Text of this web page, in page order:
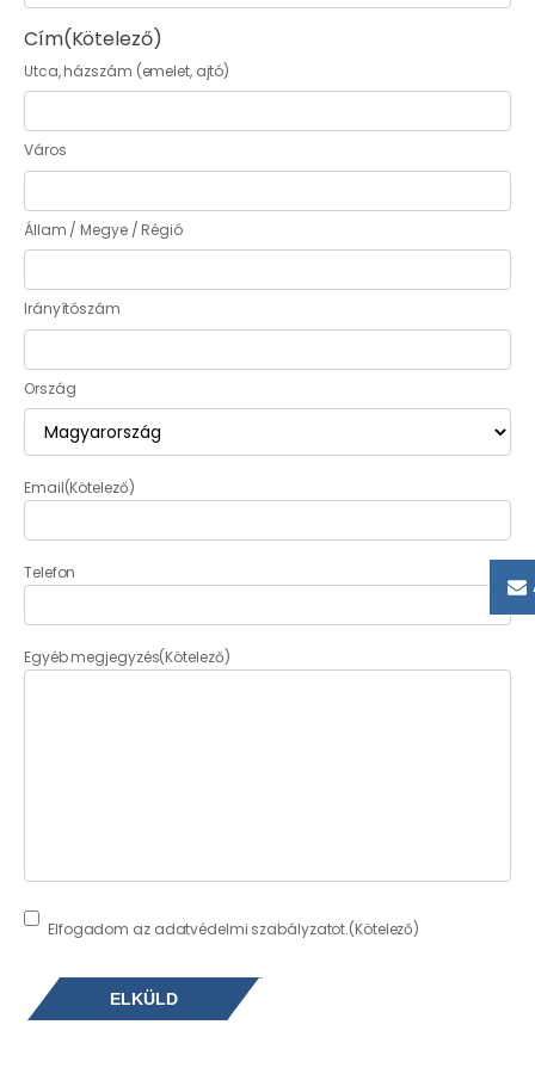
Cím(Kötelező)
Utca, házszám (emelet, ajtó)
Város
Állam / Megye / Régió
Irányítószám
Ország
Email(Kötelező)
Telefon
Egyéb megjegyzés(Kötelező)
Consent(Kötelező)
Elfogadom az adatvédelmi szabályzatot.(Kötelező)